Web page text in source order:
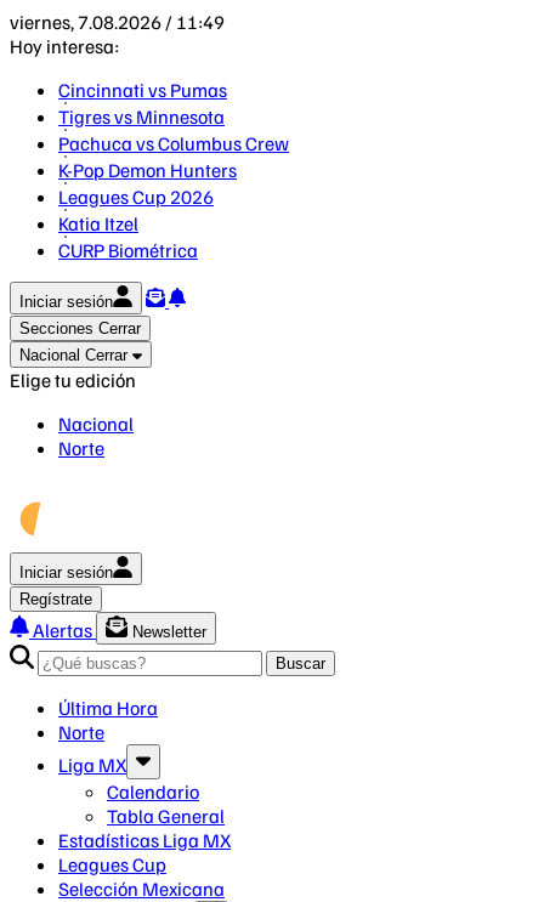
viernes, 7.08.2026 / 11:49
Hoy interesa:
Cincinnati vs Pumas
Tigres vs Minnesota
Pachuca vs Columbus Crew
K-Pop Demon Hunters
Leagues Cup 2026
Katia Itzel
CURP Biométrica
Iniciar sesión
Secciones Cerrar
Nacional Cerrar
Elige tu edición
Nacional
Norte
Iniciar sesión
Regístrate
Alertas
Newsletter
Buscar
Última Hora
Norte
Liga MX
Calendario
Tabla General
Estadísticas Liga MX
Leagues Cup
Selección Mexicana